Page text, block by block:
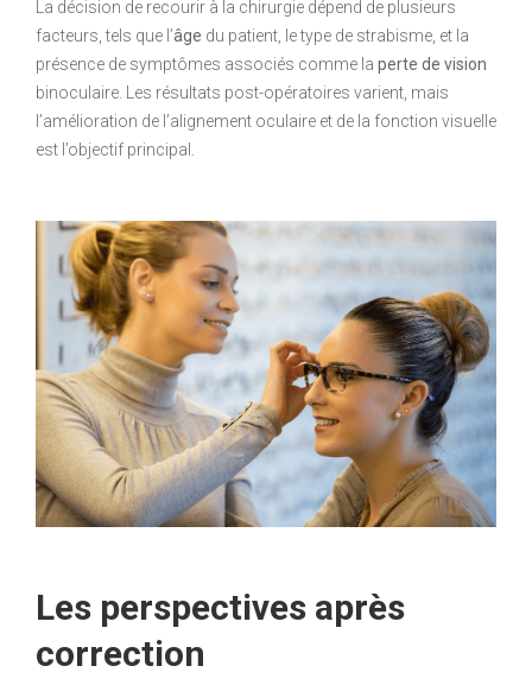
La décision de recourir à la chirurgie dépend de plusieurs
facteurs, tels que l’âge du patient, le type de strabisme, et la
présence de symptômes associés comme la perte de vision
binoculaire. Les résultats post-opératoires varient, mais
l’amélioration de l’alignement oculaire et de la fonction visuelle
est l’objectif principal.
Les perspectives après
correction